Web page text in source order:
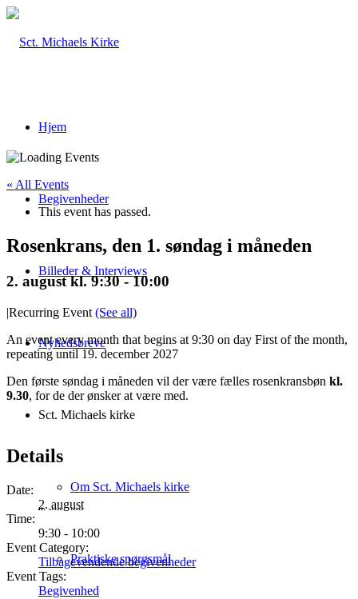
Hjem
Begivenheder
Billeder & Interviews
Nyhedsbreve
Sct. Michaels kirke
Om Sct. Michaels kirke
Praktiske spørgsmål
« All Events
This event has passed.
Rosenkrans, den 1. søndag i måneden
2. august kl. 9:30-10:00
|Recurring Event (See all)
An event every month that begins at 9:30 on day First of the month,
repeating until 19. december 2027
Den første søndag i måneden vil der være fælles rosenkransbøn kl.
9.30, for de der ønsker at være med.
Details
Date:
2. august
Time:
9:30 - 10:00
Event Category:
Tilbagevendende begivenheder
Event Tags:
Begivenhed